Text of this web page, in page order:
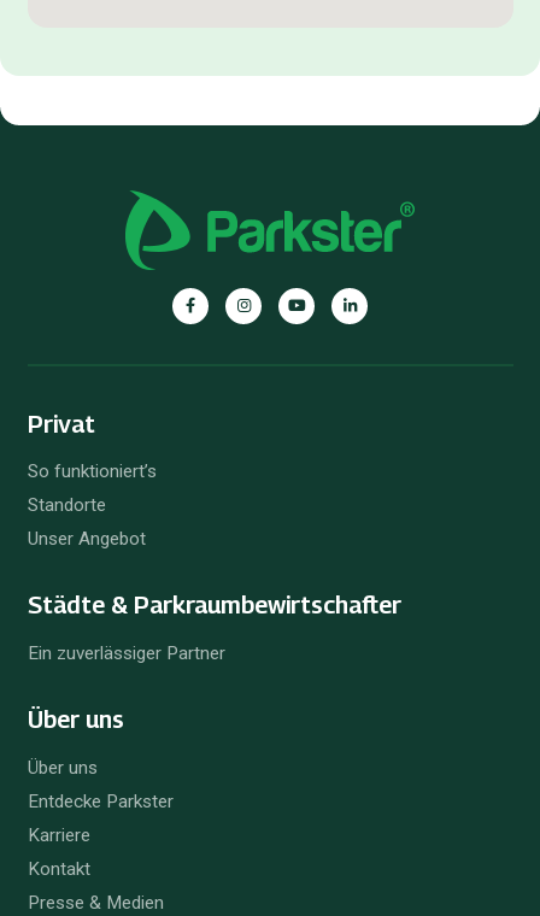
Parkster
auf
Parkster
auf
Parkster
auf
Parkster
auf
Privat
So funktioniert’s
Standorte
Unser Angebot
Städte & Parkraum­bewirtschafter
Ein zuverlässiger Partner
Über uns
Über uns
Entdecke Parkster
Karriere
Kontakt
Presse & Medien